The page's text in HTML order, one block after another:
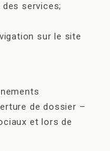
services;
sur le site
de dossier –
et lors de